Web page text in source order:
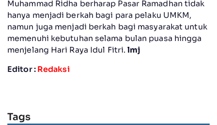
Muhammad Ridha berharap Pasar Ramadhan tidak
hanya menjadi berkah bagi para pelaku UMKM,
namun juga menjadi berkah bagi masyarakat untuk
memenuhi kebutuhan selama bulan puasa hingga
menjelang Hari Raya Idul Fitri.lmj
Editor :Redaksi
Tags